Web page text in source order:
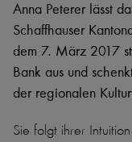
Anna Peterer lässt
Schaffhauser
dem 7. März 2017
Bank aus und
der regionalen
Sie folgt ihrer